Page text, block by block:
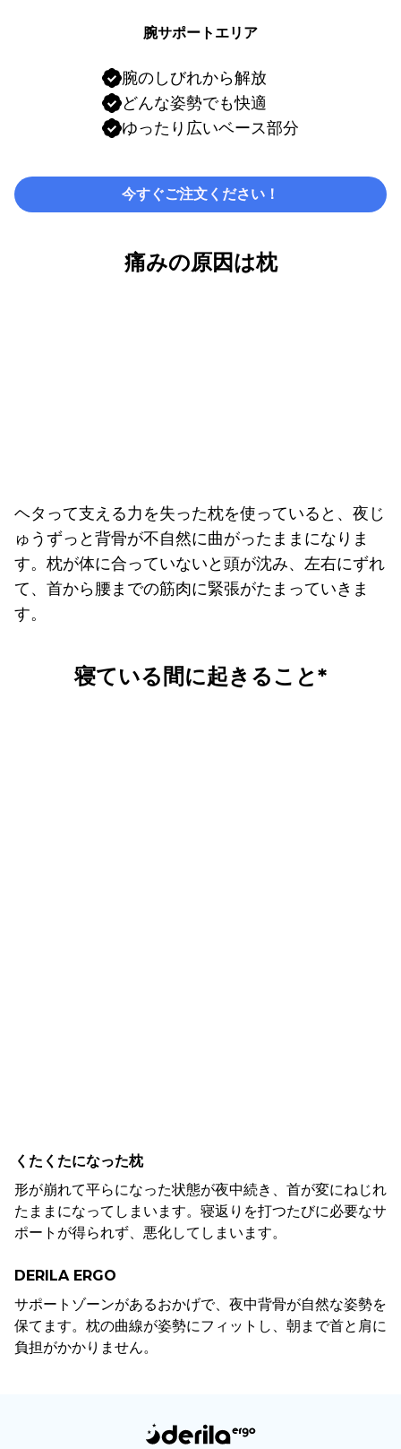
腕サポートエリア
腕のしびれから解放
どんな姿勢でも快適
ゆったり広いベース部分
今すぐご注文ください！
痛みの原因は枕
ヘタって支える力を失った枕を使っていると、夜じ
ゅうずっと背骨が不自然に曲がったままになりま
す。枕が体に合っていないと頭が沈み、左右にずれ
て、首から腰までの筋肉に緊張がたまっていきま
す。
寝ている間に起きること*
くたくたになった枕
形が崩れて平らになった状態が夜中続き、首が変にねじれ
たままになってしまいます。寝返りを打つたびに必要なサ
ポートが得られず、悪化してしまいます。
DERILA ERGO
サポートゾーンがあるおかげで、夜中背骨が自然な姿勢を
保てます。枕の曲線が姿勢にフィットし、朝まで首と肩に
負担がかかりません。